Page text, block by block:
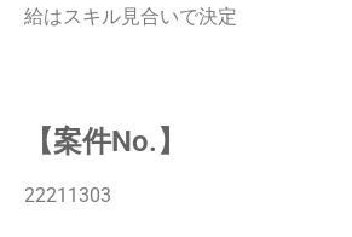
給はスキル見合いで決定
【案件No.】
22211303